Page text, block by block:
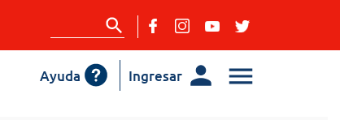
Ingresar
Ayuda